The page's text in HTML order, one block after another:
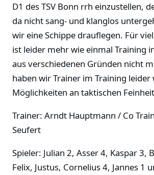
D1 des TSV Bonn rrh einzustellen,
da nicht sang- und klanglos
wir eine Schippe drauflegen. Für
ist leider mehr wie einmal Training
aus verschiedenen Gründen nicht
haben wir Trainer im Training leider
Möglichkeiten an taktischen
Trainer: Arndt Hauptmann / Co
Seufert
Spieler: Julian 2, Asser 4, Kaspar 3,
Felix, Justus, Cornelius 4, Jannes 1